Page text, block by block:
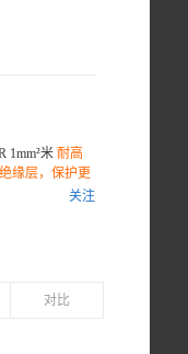
1mm²米 耐高
缘层，保护更
环境；
关注
对比